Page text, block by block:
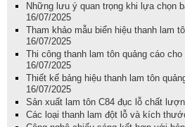
Những lưu ý quan trọng khi lựa chọn
16/07/2025
Tham khảo mẫu biển hiệu thanh lam
16/07/2025
Thi công thanh lam tôn quảng cáo
16/07/2025
Thiết kế bảng hiệu thanh lam tôn
16/07/2025
Sản xuất lam tôn C84 đục lỗ chất
Các loại thanh lam đột lỗ và kích